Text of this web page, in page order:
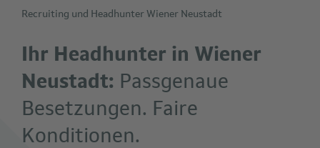
Recruiting und Headhunter Wiener Neustadt
Ihr Headhunter in Wiener
Neustadt: Passgenaue
Besetzungen. Faire
Konditionen.